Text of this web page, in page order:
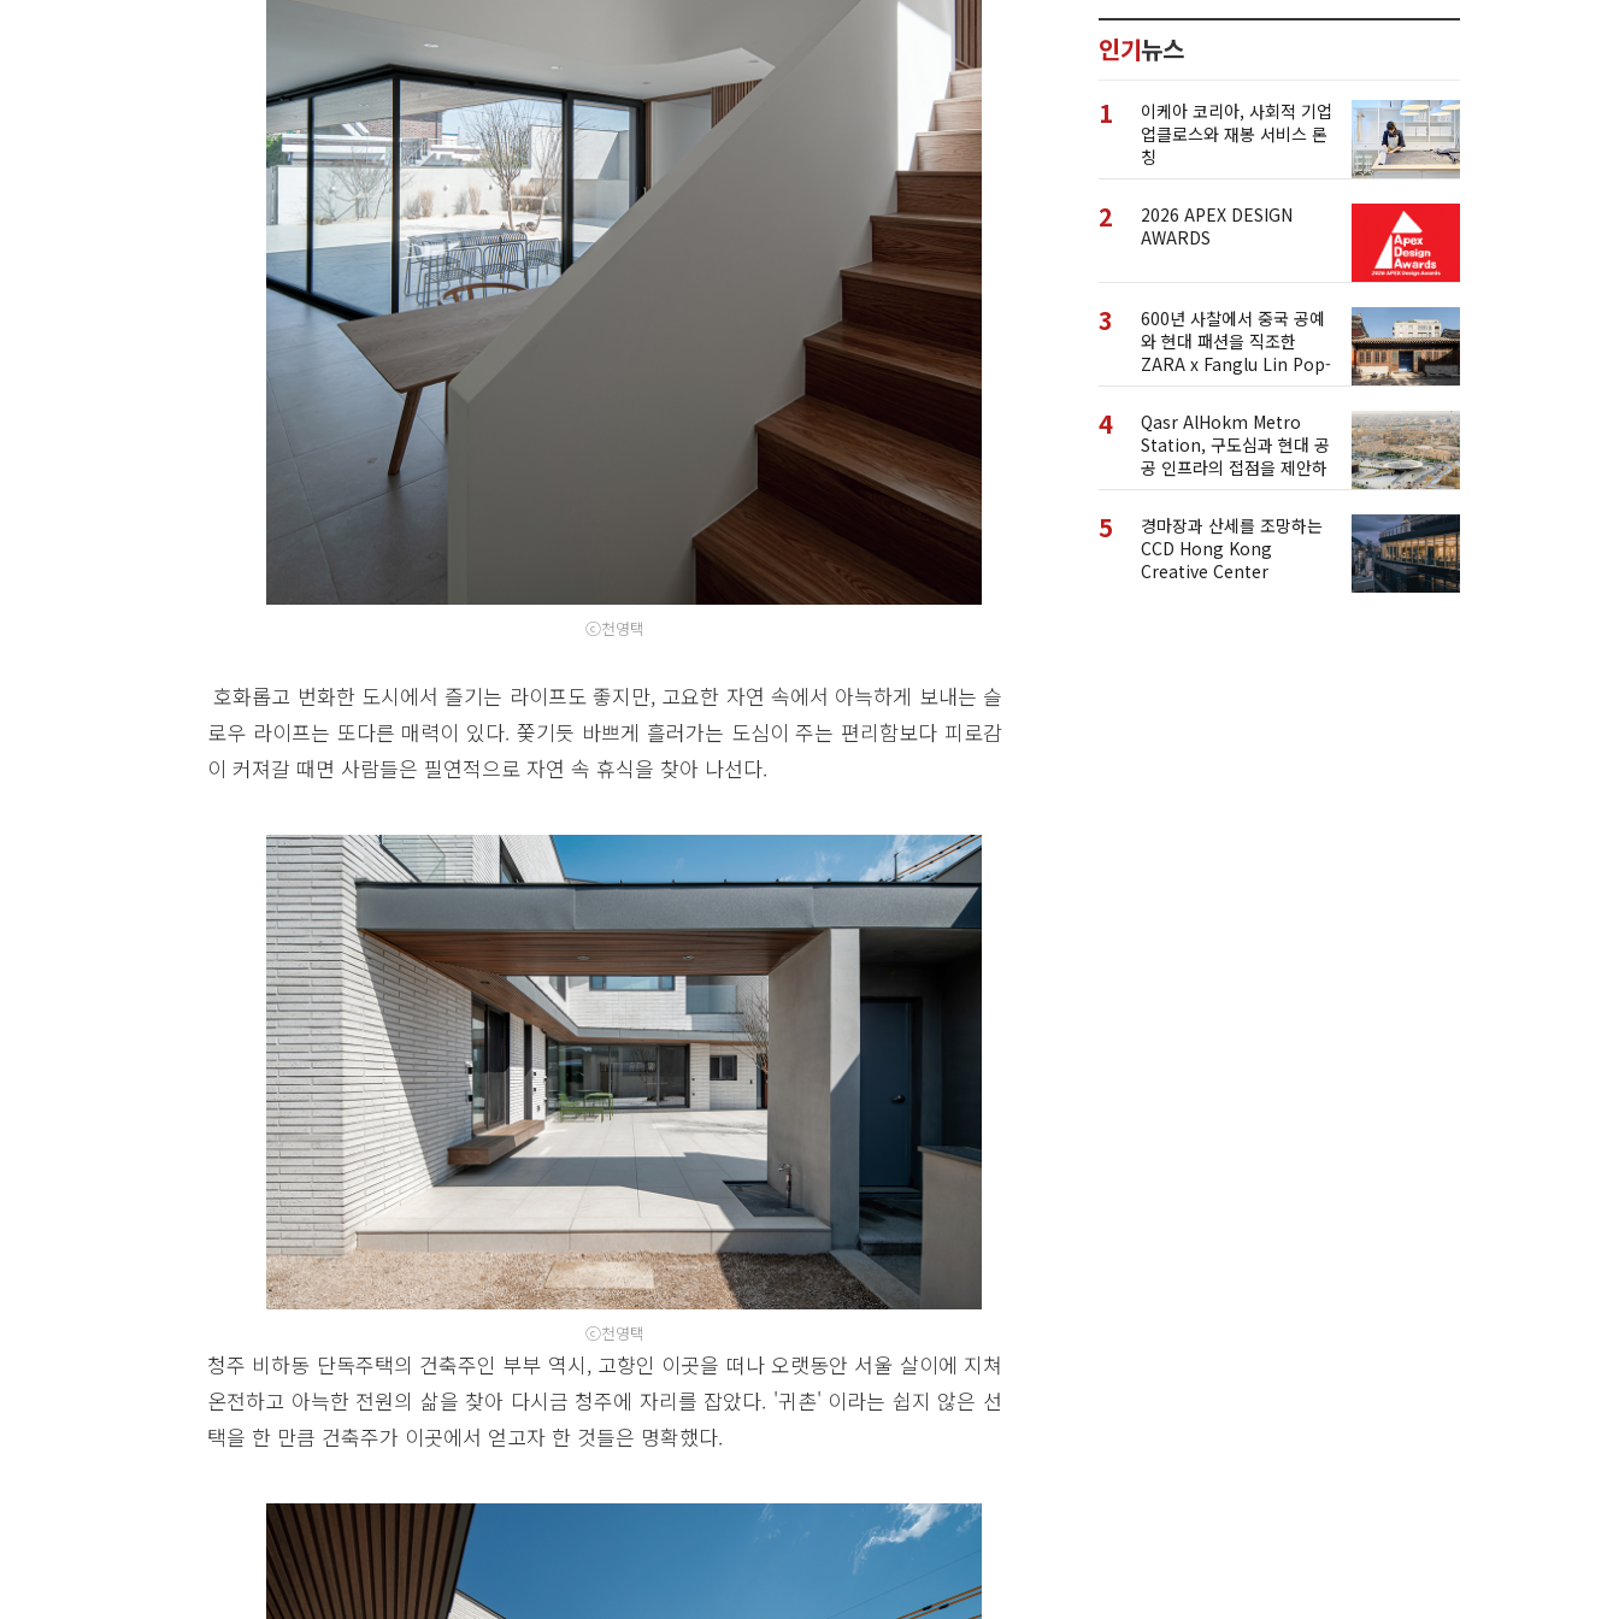
ⓒ천영택
호화롭고 번화한 도시에서 즐기는 라이프도 좋지만, 고요한 자연 속에서 아늑하게 보내는 슬
로우 라이프는 또다른 매력이 있다. 쫓기듯 바쁘게 흘러가는 도심이 주는 편리함보다 피로감
이 커져갈 때면 사람들은 필연적으로 자연 속 휴식을 찾아 나선다.
ⓒ천영택
청주 비하동 단독주택의 건축주인 부부 역시, 고향인 이곳을 떠나 오랫동안 서울 살이에 지쳐
온전하고 아늑한 전원의 삶을 찾아 다시금 청주에 자리를 잡았다. '귀촌' 이라는 쉽지 않은 선
택을 한 만큼 건축주가 이곳에서 얻고자 한 것들은 명확했다.
인기뉴스
1
이케아 코리아, 사회적 기업
업클로스와 재봉 서비스 론
칭
2
2026 APEX DESIGN
AWARDS
3
600년 사찰에서 중국 공예
와 현대 패션을 직조한
ZARA x Fanglu Lin Pop-
Up
4
Qasr AlHokm Metro
Station, 구도심과 현대 공
공 인프라의 접점을 제안하
다
5
경마장과 산세를 조망하는
CCD Hong Kong
Creative Center